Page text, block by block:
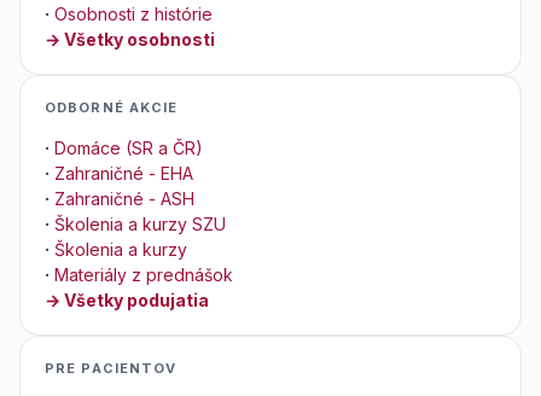
· Osobnosti z histórie
→ Všetky osobnosti
ODBORNÉ AKCIE
· Domáce (SR a ČR)
· Zahraničné - EHA
· Zahraničné - ASH
· Školenia a kurzy SZU
· Školenia a kurzy
· Materiály z prednášok
→ Všetky podujatia
PRE PACIENTOV